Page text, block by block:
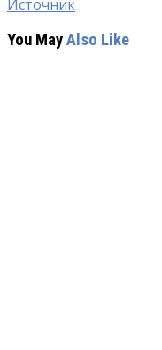
Источник
You MayAlso Like